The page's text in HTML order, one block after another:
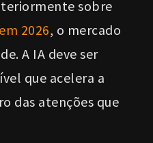
sobre
2026, o mercado
A IA deve ser
que acelera a
das atenções que